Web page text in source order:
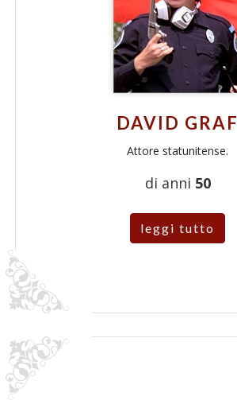
DAVID GRAF
Attore statunitense.
di anni 50
leggi tutto